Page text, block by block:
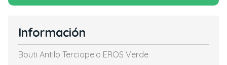
Información
Bouti Antilo Terciopelo EROS Verde